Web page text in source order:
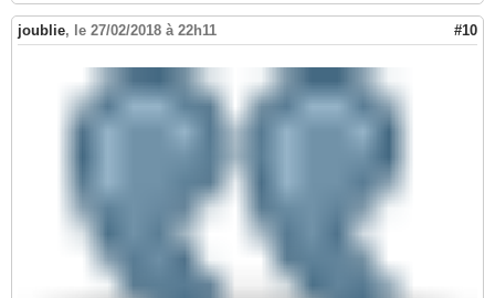
joublie, le 27/02/2018 à 22h11 #10